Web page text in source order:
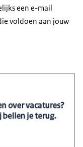
een e-mail
voldoen aan jouw